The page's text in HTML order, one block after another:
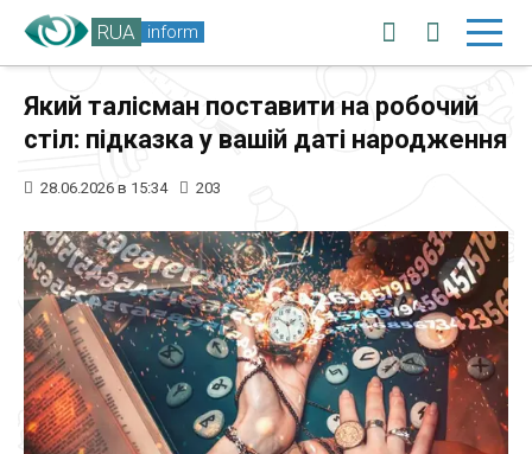
RUA inform
Який талісман поставити на робочий
стіл: підказка у вашій даті народження
28.06.2026 в 15:34 203